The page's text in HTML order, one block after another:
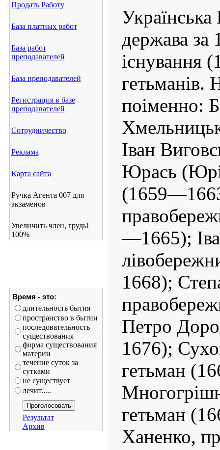
Продать Работу
База платных работ
База работ
преподавателей
База преподавателей
Регистрация в базе
преподавателей
Сотрудничество
Реклама
Карта сайта
Ручка Агента 007 для
экзаменов
Увеличить член, грудь!
100%
Время - это:
длительность бытия
пространство в бытии
последовательность
существования
форма существования
материи
течение суток за
сутками
не существует
лечит.....
Результат
Архив
Українська
держава за
існування
гетьманів.
поіменно:
Іван
Юрась
—1665);
1668);
Петро
1676);
гетьман
гетьман
Ханенко,